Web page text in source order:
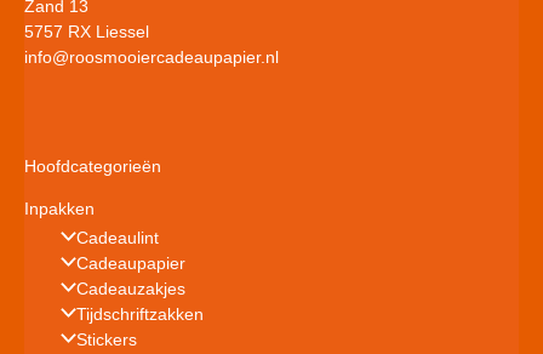
Zand 13
5757 RX Liessel
info@roosmooiercadeaupapier.nl
Hoofdcategorieën
Inpakken
Cadeaulint
Cadeaupapier
Cadeauzakjes
Tijdschriftzakken
Stickers